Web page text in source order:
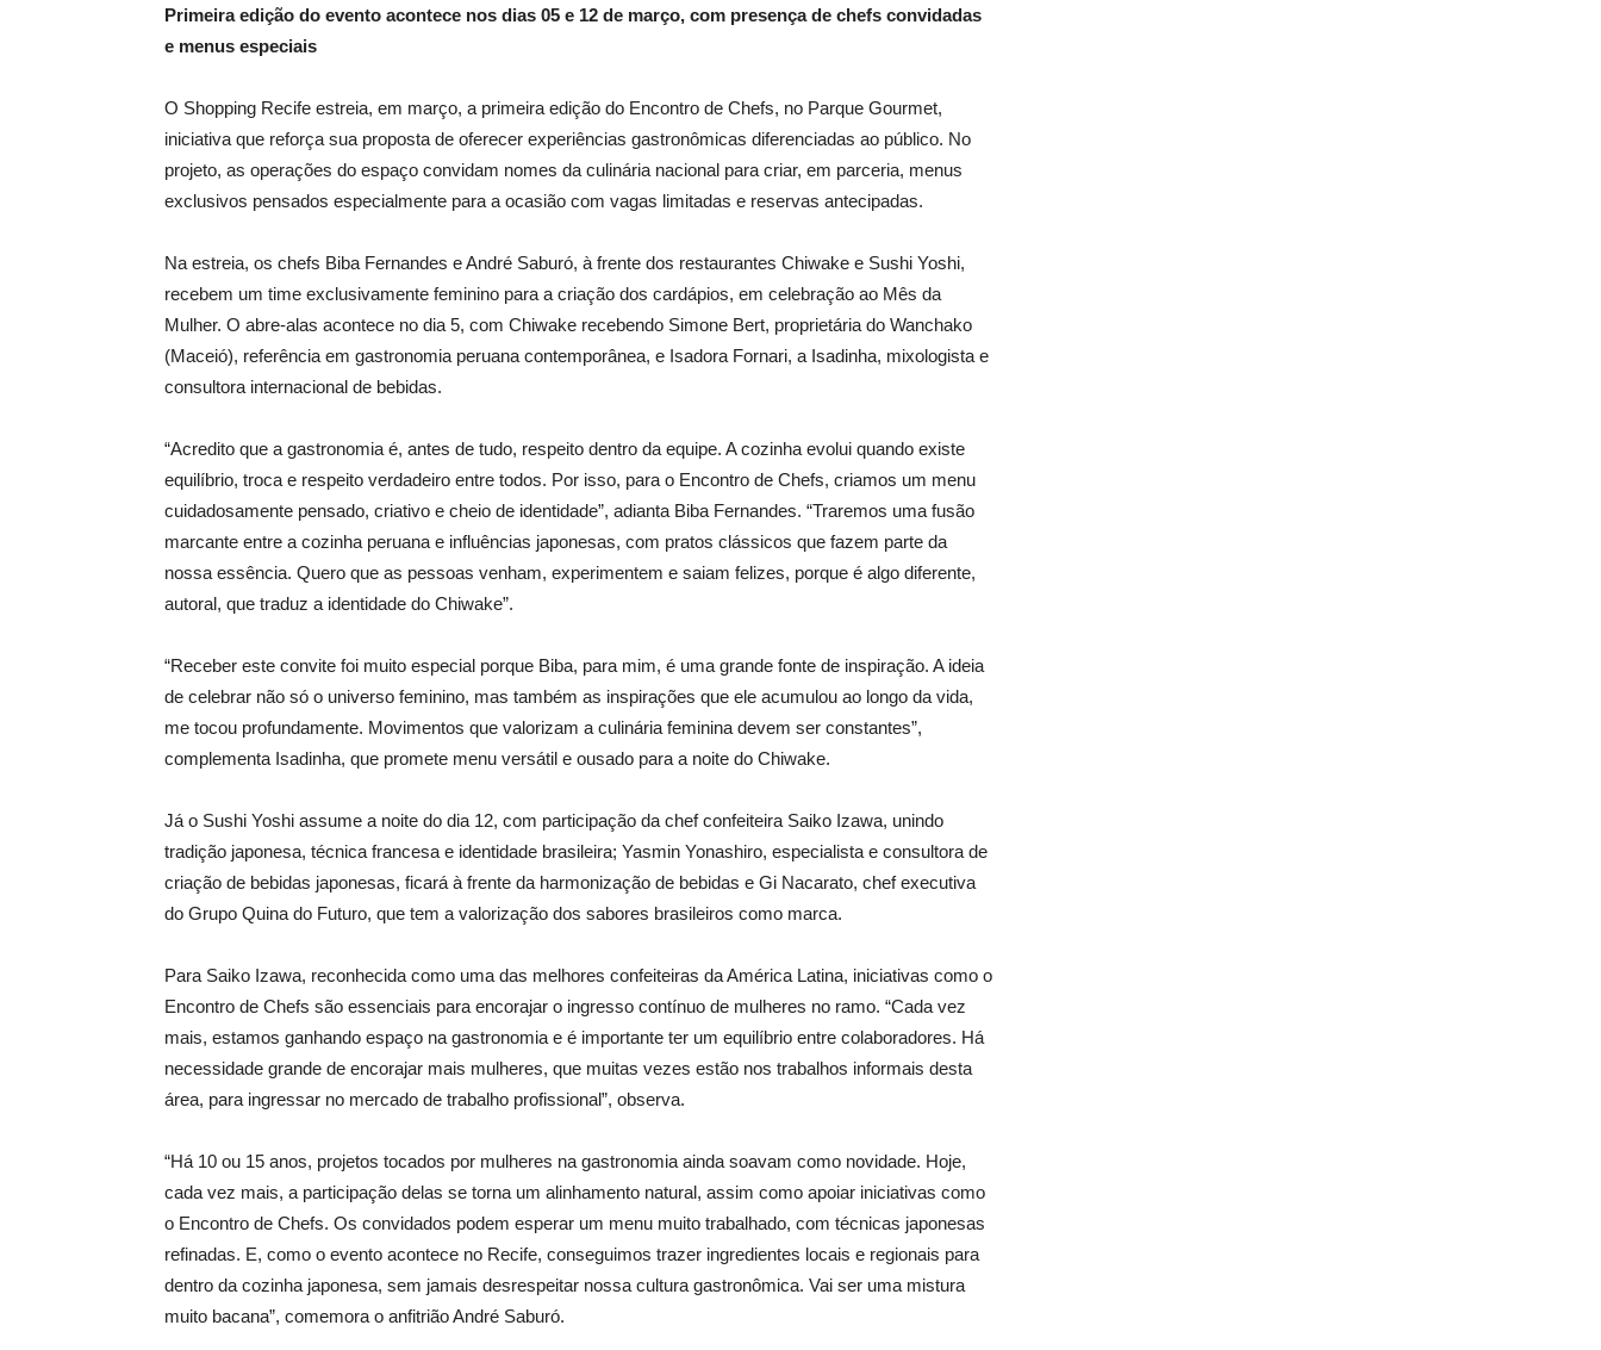
Primeira edição do evento acontece nos dias 05 e 12 de março, com presença de chefs convidadas
e menus especiais
O Shopping Recife estreia, em março, a primeira edição do Encontro de Chefs, no Parque Gourmet,
iniciativa que reforça sua proposta de oferecer experiências gastronômicas diferenciadas ao público. No
projeto, as operações do espaço convidam nomes da culinária nacional para criar, em parceria, menus
exclusivos pensados especialmente para a ocasião com vagas limitadas e reservas antecipadas.
Na estreia, os chefs Biba Fernandes e André Saburó, à frente dos restaurantes Chiwake e Sushi Yoshi,
recebem um time exclusivamente feminino para a criação dos cardápios, em celebração ao Mês da
Mulher. O abre-alas acontece no dia 5, com Chiwake recebendo Simone Bert, proprietária do Wanchako
(Maceió), referência em gastronomia peruana contemporânea, e Isadora Fornari, a Isadinha, mixologista e
consultora internacional de bebidas.
“Acredito que a gastronomia é, antes de tudo, respeito dentro da equipe. A cozinha evolui quando existe
equilíbrio, troca e respeito verdadeiro entre todos. Por isso, para o Encontro de Chefs, criamos um menu
cuidadosamente pensado, criativo e cheio de identidade”, adianta Biba Fernandes. “Traremos uma fusão
marcante entre a cozinha peruana e influências japonesas, com pratos clássicos que fazem parte da
nossa essência. Quero que as pessoas venham, experimentem e saiam felizes, porque é algo diferente,
autoral, que traduz a identidade do Chiwake”.
“Receber este convite foi muito especial porque Biba, para mim, é uma grande fonte de inspiração. A ideia
de celebrar não só o universo feminino, mas também as inspirações que ele acumulou ao longo da vida,
me tocou profundamente. Movimentos que valorizam a culinária feminina devem ser constantes”,
complementa Isadinha, que promete menu versátil e ousado para a noite do Chiwake.
Já o Sushi Yoshi assume a noite do dia 12, com participação da chef confeiteira Saiko Izawa, unindo
tradição japonesa, técnica francesa e identidade brasileira; Yasmin Yonashiro, especialista e consultora de
criação de bebidas japonesas, ficará à frente da harmonização de bebidas e Gi Nacarato, chef executiva
do Grupo Quina do Futuro, que tem a valorização dos sabores brasileiros como marca.
Para Saiko Izawa, reconhecida como uma das melhores confeiteiras da América Latina, iniciativas como o
Encontro de Chefs são essenciais para encorajar o ingresso contínuo de mulheres no ramo. “Cada vez
mais, estamos ganhando espaço na gastronomia e é importante ter um equilíbrio entre colaboradores. Há
necessidade grande de encorajar mais mulheres, que muitas vezes estão nos trabalhos informais desta
área, para ingressar no mercado de trabalho profissional”, observa.
“Há 10 ou 15 anos, projetos tocados por mulheres na gastronomia ainda soavam como novidade. Hoje,
cada vez mais, a participação delas se torna um alinhamento natural, assim como apoiar iniciativas como
o Encontro de Chefs. Os convidados podem esperar um menu muito trabalhado, com técnicas japonesas
refinadas. E, como o evento acontece no Recife, conseguimos trazer ingredientes locais e regionais para
dentro da cozinha japonesa, sem jamais desrespeitar nossa cultura gastronômica. Vai ser uma mistura
muito bacana”, comemora o anfitrião André Saburó.